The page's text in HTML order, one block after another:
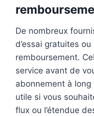
De nombreux
d’essai gratuites
remboursement.
service avant de
abonnement à long
utile si vous
flux ou l’étendue